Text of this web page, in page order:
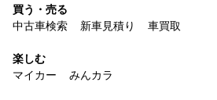
買う・売る
中古車検索
新車見積り 車買取
楽しむ
マイカー
みんカラ